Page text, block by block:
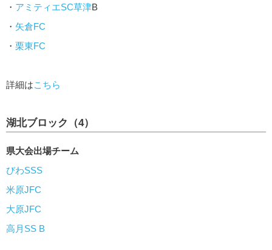
・ アミティエSC草津B
・ 矢倉FC
・ 栗東FC
詳細はこちら
湖北ブロック（4）
県大会出場チーム
びわSSS
米原JFC
大原JFC
高月SS B